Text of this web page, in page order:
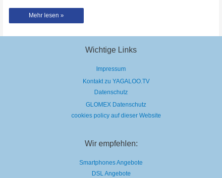
Twenty
Headliner
Mehr lesen »
Wichtige Links
Impressum
Kontakt zu YAGALOO.TV
Datenschutz
GLOMEX Datenschutz
cookies policy auf dieser Website
Wir empfehlen:
Smartphones Angebote
DSL Angebote